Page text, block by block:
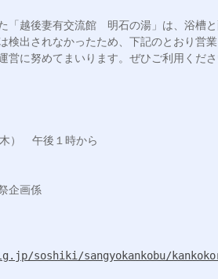
越後妻有交流館　明石の湯」は、浴槽
検出されなかったため、下記のとおり営業
に努めてまいります。ぜひご利用くださ
　午後１時から
企画係
soshiki/sangyokankobu/